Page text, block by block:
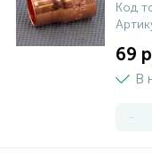
Код
69
В
-